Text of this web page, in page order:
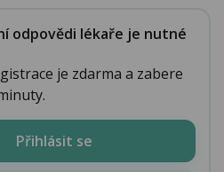
odpovědi lékaře je nutné
je zdarma a zabere
Přihlásit se